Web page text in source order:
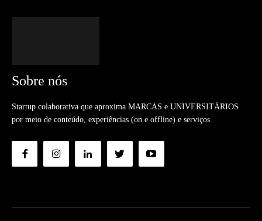
Sobre nós
Startup colaborativa que aproxima MARCAS e UNIVERSITÁRIOS
por meio de conteúdo, experiências (on e offline) e serviços.